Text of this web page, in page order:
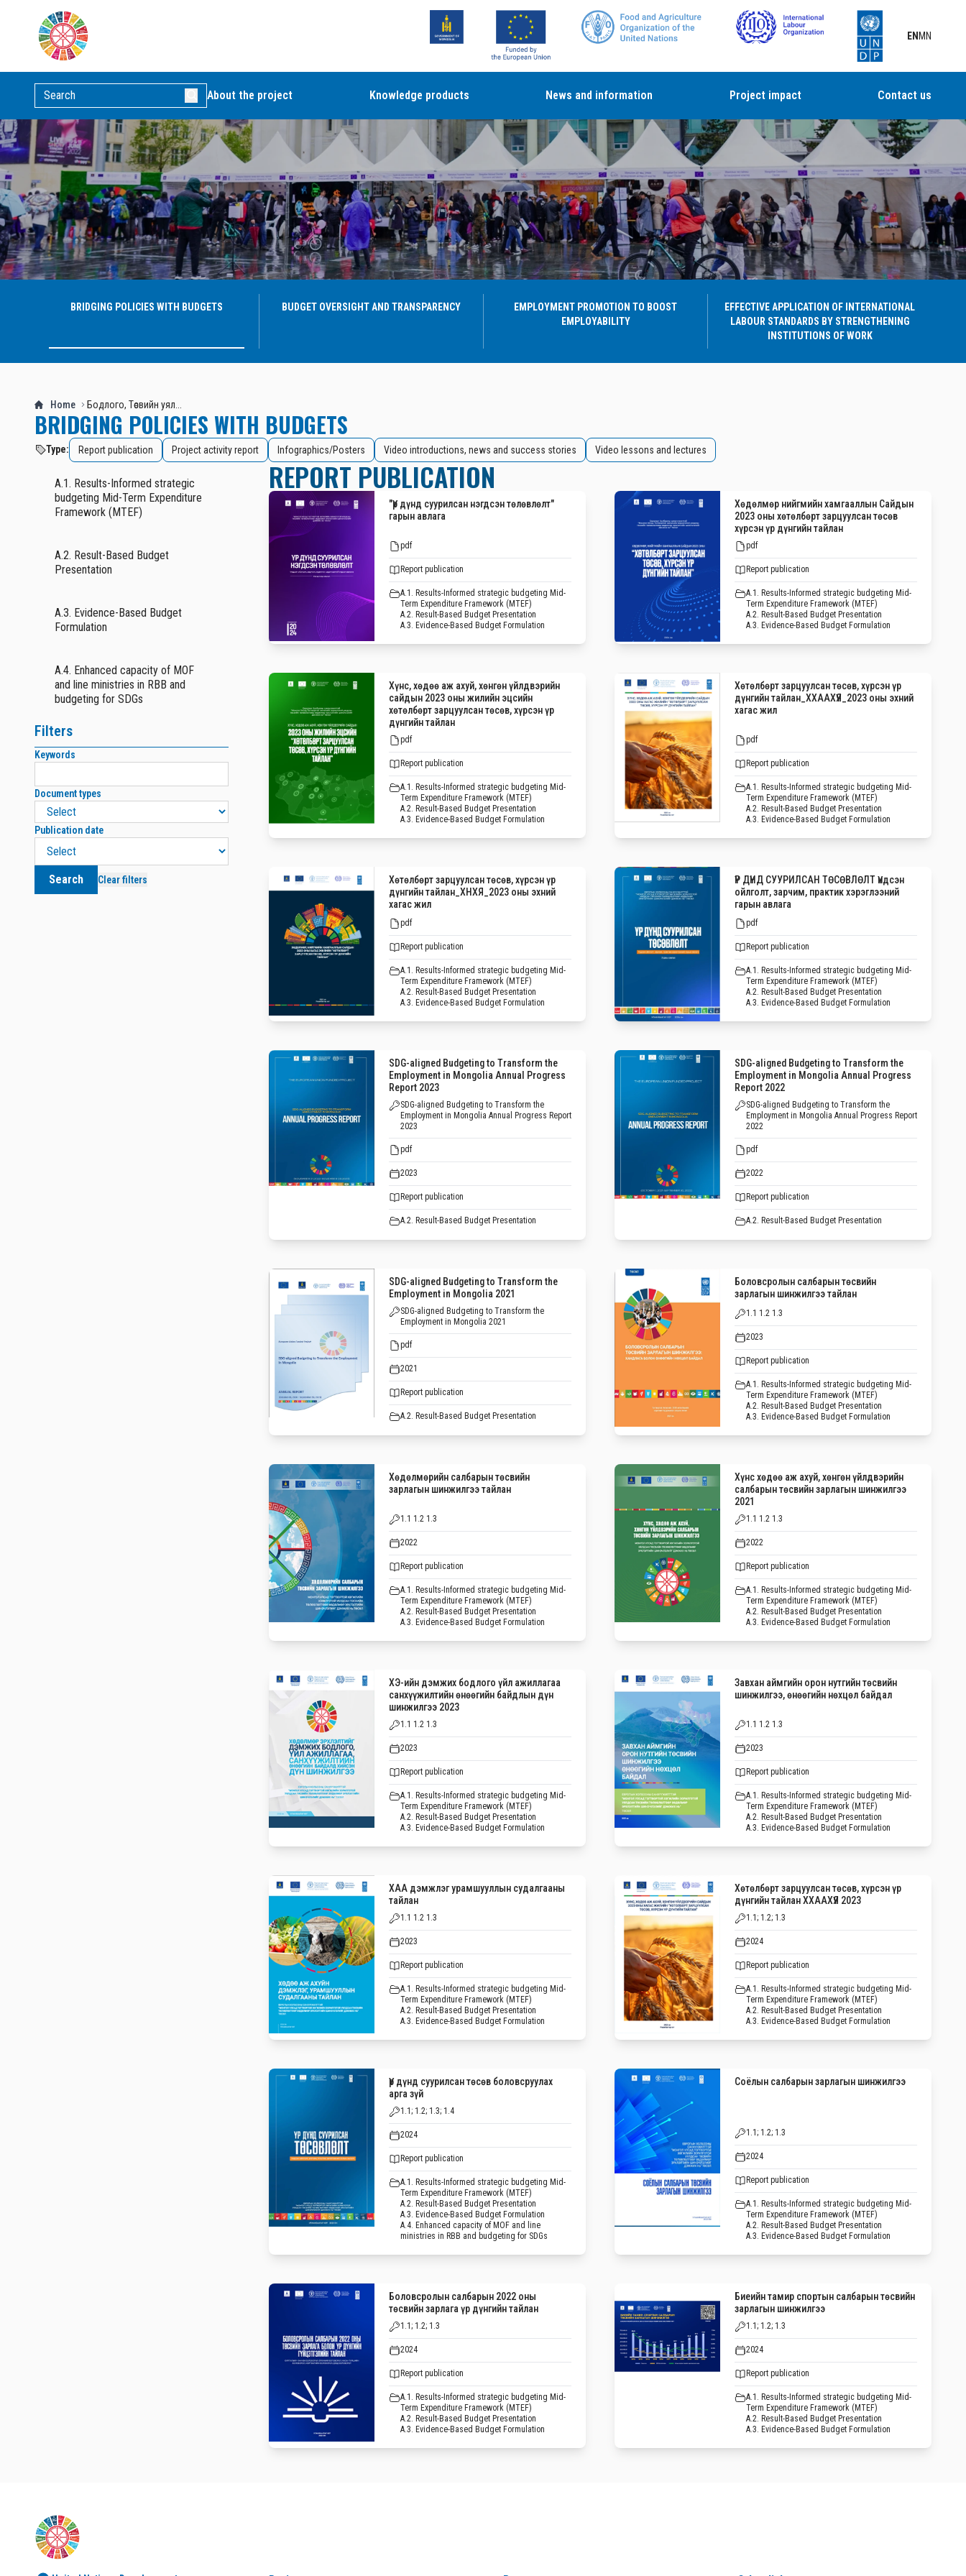
EN MN
About the project Knowledge products News and information Project impact Contact us
BRIDGING POLICIES WITH BUDGETS BUDGET OVERSIGHT AND TRANSPARENCY
EMPLOYMENT PROMOTION TO BOOST
EMPLOYABILITY
EFFECTIVE APPLICATION OF INTERNATIONAL
LABOUR STANDARDS BY STRENGTHENING
INSTITUTIONS OF WORK
Home Бодлого, Төсвийн уял...
BRIDGING POLICIES WITH BUDGETS
Type: Report publication Project activity report Infographics/Posters Video introductions, news and success stories Video lessons and lectures
A.1. Results-Informed strategic
budgeting Mid-Term Expenditure
Framework (MTEF)
A.2. Result-Based Budget
Presentation
A.3. Evidence-Based Budget
Formulation
A.4. Enhanced capacity of MOF
and line ministries in RBB and
budgeting for SDGs
Filters
Keywords
Document types
Publication date
Search Clear filters
REPORT PUBLICATION
"Үр дүнд суурилсан нэгдсэн төлөвлөлт"
гарын авлага
pdf
Report publication
A.1. Results-Informed strategic budgeting Mid-
Term Expenditure Framework (MTEF)
A.2. Result-Based Budget Presentation
A.3. Evidence-Based Budget Formulation
Хөдөлмөр нийгмийн хамгааллын Сайдын
2023 оны хөтөлбөрт зарцуулсан төсөв
хүрсэн үр дүнгийн тайлан
pdf
Report publication
A.1. Results-Informed strategic budgeting Mid-
Term Expenditure Framework (MTEF)
A.2. Result-Based Budget Presentation
A.3. Evidence-Based Budget Formulation
Хүнс, хөдөө аж ахуй, хөнгөн үйлдвэрийн
сайдын 2023 оны жилийн эцсийн
хөтөлбөрт зарцуулсан төсөв, хүрсэн үр
дүнгийн тайлан
pdf
Report publication
A.1. Results-Informed strategic budgeting Mid-
Term Expenditure Framework (MTEF)
A.2. Result-Based Budget Presentation
A.3. Evidence-Based Budget Formulation
Хөтөлбөрт зарцуулсан төсөв, хүрсэн үр
дүнгийн тайлан_ХХААХҮЯ_2023 оны эхний
хагас жил
pdf
Report publication
A.1. Results-Informed strategic budgeting Mid-
Term Expenditure Framework (MTEF)
A.2. Result-Based Budget Presentation
A.3. Evidence-Based Budget Formulation
Хөтөлбөрт зарцуулсан төсөв, хүрсэн үр
дүнгийн тайлан_ХНХЯ_2023 оны эхний
хагас жил
pdf
Report publication
A.1. Results-Informed strategic budgeting Mid-
Term Expenditure Framework (MTEF)
A.2. Result-Based Budget Presentation
A.3. Evidence-Based Budget Formulation
ҮР ДҮНД СУУРИЛСАН ТӨСӨВЛӨЛТ Үндсэн
ойлголт, зарчим, практик хэрэглээний
гарын авлага
pdf
Report publication
A.1. Results-Informed strategic budgeting Mid-
Term Expenditure Framework (MTEF)
A.2. Result-Based Budget Presentation
A.3. Evidence-Based Budget Formulation
SDG-aligned Budgeting to Transform the
Employment in Mongolia Annual Progress
Report 2023
SDG-aligned Budgeting to Transform the
Employment in Mongolia Annual Progress Report
2023
pdf
2023
Report publication
A.2. Result-Based Budget Presentation
SDG-aligned Budgeting to Transform the
Employment in Mongolia Annual Progress
Report 2022
SDG-aligned Budgeting to Transform the
Employment in Mongolia Annual Progress Report
2022
pdf
2022
Report publication
A.2. Result-Based Budget Presentation
SDG-aligned Budgeting to Transform the
Employment in Mongolia 2021
SDG-aligned Budgeting to Transform the
Employment in Mongolia 2021
pdf
2021
Report publication
A.2. Result-Based Budget Presentation
Боловсролын салбарын төсвийн
зарлагын шинжилгээ тайлан
1.1 1.2 1.3
2023
Report publication
A.1. Results-Informed strategic budgeting Mid-
Term Expenditure Framework (MTEF)
A.2. Result-Based Budget Presentation
A.3. Evidence-Based Budget Formulation
Хөдөлмөрийн салбарын төсвийн
зарлагын шинжилгээ тайлан
1.1 1.2 1.3
2022
Report publication
A.1. Results-Informed strategic budgeting Mid-
Term Expenditure Framework (MTEF)
A.2. Result-Based Budget Presentation
A.3. Evidence-Based Budget Formulation
Хүнс хөдөө аж ахуй, хөнгөн үйлдвэрийн
салбарын төсвийн зарлагын шинжилгээ
2021
1.1 1.2 1.3
2022
Report publication
A.1. Results-Informed strategic budgeting Mid-
Term Expenditure Framework (MTEF)
A.2. Result-Based Budget Presentation
A.3. Evidence-Based Budget Formulation
ХЭ-ийн дэмжих бодлого үйл ажиллагаа
санхүүжилтийн өнөөгийн байдлын дүн
шинжилгээ 2023
1.1 1.2 1.3
2023
Report publication
A.1. Results-Informed strategic budgeting Mid-
Term Expenditure Framework (MTEF)
A.2. Result-Based Budget Presentation
A.3. Evidence-Based Budget Formulation
Завхан аймгийн орон нутгийн төсвийн
шинжилгээ, өнөөгийн нөхцөл байдал
1.1 1.2 1.3
2023
Report publication
A.1. Results-Informed strategic budgeting Mid-
Term Expenditure Framework (MTEF)
A.2. Result-Based Budget Presentation
A.3. Evidence-Based Budget Formulation
ХАА дэмжлэг урамшууллын судалгааны
тайлан
1.1 1.2 1.3
2023
Report publication
A.1. Results-Informed strategic budgeting Mid-
Term Expenditure Framework (MTEF)
A.2. Result-Based Budget Presentation
A.3. Evidence-Based Budget Formulation
Хөтөлбөрт зарцуулсан төсөв, хүрсэн үр
дүнгийн тайлан ХХААХҮЯ 2023
1.1; 1.2; 1.3
2024
Report publication
A.1. Results-Informed strategic budgeting Mid-
Term Expenditure Framework (MTEF)
A.2. Result-Based Budget Presentation
A.3. Evidence-Based Budget Formulation
Үр дүнд суурилсан төсөв боловсруулах
арга зүй
1.1; 1.2; 1.3; 1.4
2024
Report publication
A.1. Results-Informed strategic budgeting Mid-
Term Expenditure Framework (MTEF)
A.2. Result-Based Budget Presentation
A.3. Evidence-Based Budget Formulation
A.4. Enhanced capacity of MOF and line
ministries in RBB and budgeting for SDGs
Соёлын салбарын зарлагын шинжилгээ
1.1; 1.2; 1.3
2024
Report publication
A.1. Results-Informed strategic budgeting Mid-
Term Expenditure Framework (MTEF)
A.2. Result-Based Budget Presentation
A.3. Evidence-Based Budget Formulation
Боловсролын салбарын 2022 оны
төсвийн зарлага үр дүнгийн тайлан
1.1; 1.2; 1.3
2024
Report publication
A.1. Results-Informed strategic budgeting Mid-
Term Expenditure Framework (MTEF)
A.2. Result-Based Budget Presentation
A.3. Evidence-Based Budget Formulation
Биеийн тамир спортын салбарын төсвийн
зарлагын шинжилгээ
1.1; 1.2; 1.3
2024
Report publication
A.1. Results-Informed strategic budgeting Mid-
Term Expenditure Framework (MTEF)
A.2. Result-Based Budget Presentation
A.3. Evidence-Based Budget Formulation